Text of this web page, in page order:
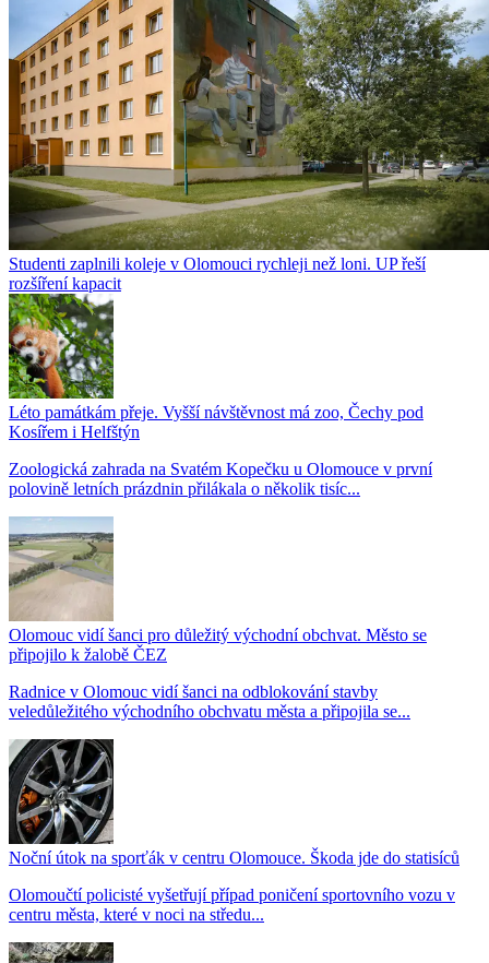
Studenti zaplnili koleje v Olomouci rychleji než loni. UP řeší
rozšíření kapacit
Léto památkám přeje. Vyšší návštěvnost má zoo, Čechy pod
Kosířem i Helfštýn
Zoologická zahrada na Svatém Kopečku u Olomouce v první
polovině letních prázdnin přilákala o několik tisíc...
Olomouc vidí šanci pro důležitý východní obchvat. Město se
připojilo k žalobě ČEZ
Radnice v Olomouc vidí šanci na odblokování stavby
veledůležitého východního obchvatu města a připojila se...
Noční útok na sporťák v centru Olomouce. Škoda jde do statisíců
Olomoučtí policisté vyšetřují případ poničení sportovního vozu v
centru města, které v noci na středu...